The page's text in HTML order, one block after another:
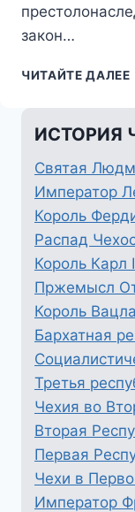
закон…
ЧИТАЙТЕ ДАЛЕЕ
ИСТОРИЯ
Святая
Император
Король
Распад
Король Карл I
Пржемысл
Король
Бархатная
Третья
Чехия во
Вторая
Первая
Чехи в
Император